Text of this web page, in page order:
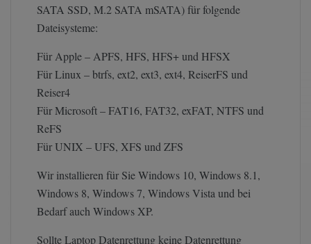
SATA SSD, M.2 SATA mSATA) für folgende
Dateisysteme:
Für Apple – APFS, HFS, HFS+ und HFSX
Für Linux – btrfs, ext2, ext3, ext4, ReiserFS und
Reiser4
Für Microsoft – FAT16, FAT32, exFAT, NTFS und
ReFS
Für UNIX – UFS, XFS und ZFS
Wir installieren für Sie Windows 10, Windows 8.1,
Windows 8, Windows 7, Windows Vista und bei
Bedarf auch Windows XP.
Sollte Laptop Datenrettung keine Datenrettung